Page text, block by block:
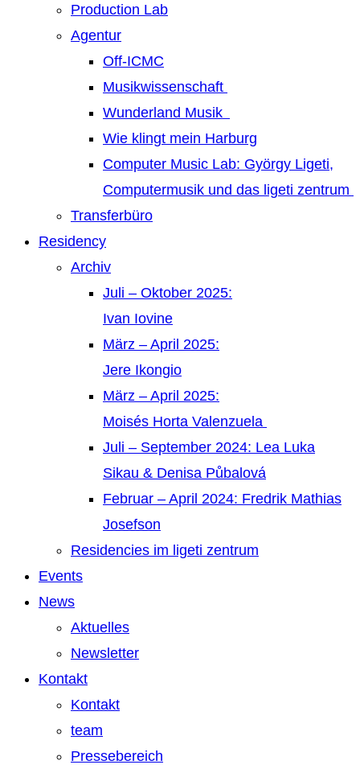
Production Lab
Agentur
Off-ICMC
Musikwissenschaft
Wunderland Musik
Wie klingt mein Harburg
Computer Music Lab: György Ligeti,
Computermusik und das ligeti zentrum
Transferbüro
Residency
Archiv
Juli – Oktober 2025:
Ivan Iovine
März – April 2025:
Jere Ikongio
März – April 2025:
Moisés Horta Valenzuela
Juli – September 2024: Lea Luka
Sikau & Denisa Půbalová
Februar – April 2024: Fredrik Mathias
Josefson
Residencies im ligeti zentrum
Events
News
Aktuelles
Newsletter
Kontakt
Kontakt
team
Pressebereich